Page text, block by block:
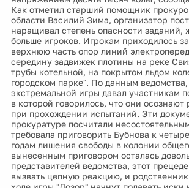
Как отметил старший помощник
области Василий Зима, организатор
наращивал степень опасности заданий,
больше игроков. Игрокам приходилось
верхнюю часть опор линий
середину задвижек плотины на реке
трубы котельной, на покрытом льдом
городском парке". По данным ведомства,
экстремальной игры давал участникам
в которой говорилось, что они осознают
при прохождении испытаний. Эти
прокуратуре посчитали
требовала приговорить Бубнова к
годам лишения свободы в колонии
вынесенным приговором осталась
представителей ведомства, этот
вызвать цепную реакцию, и